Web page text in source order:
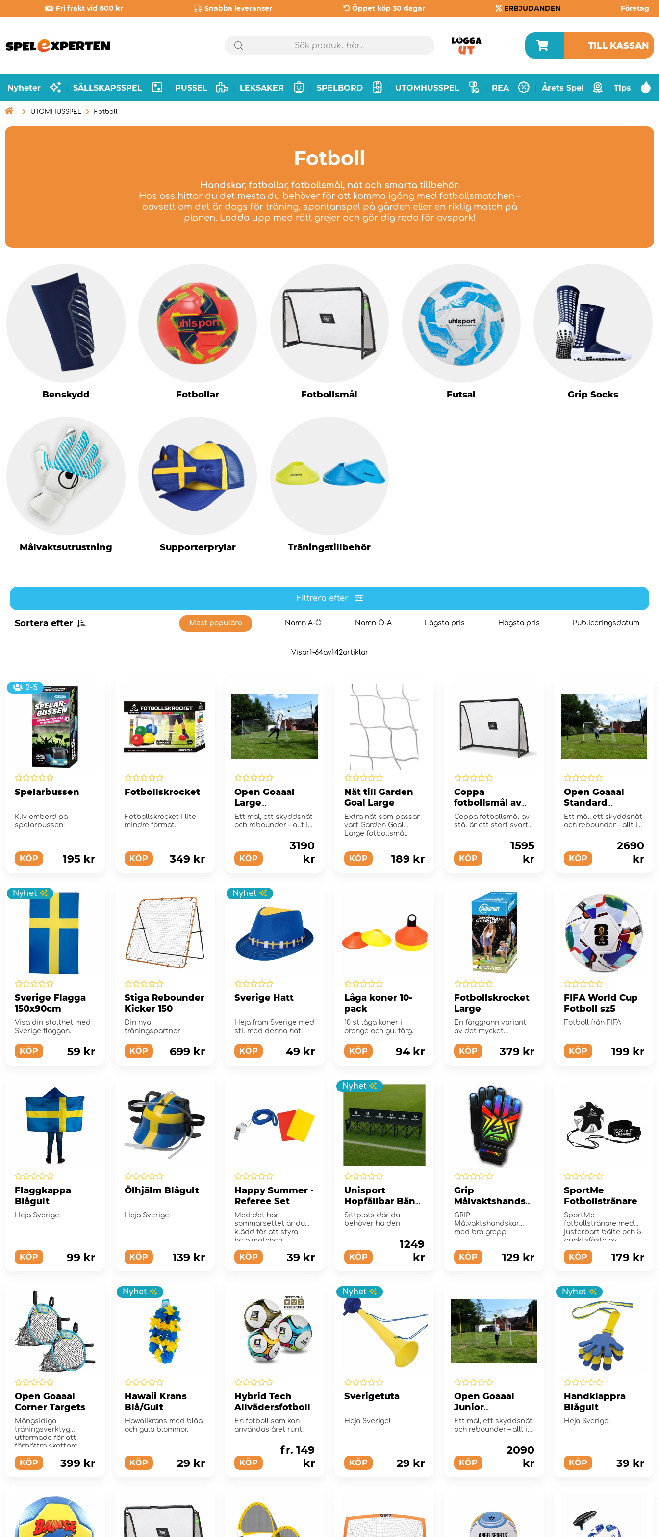
Fri frakt vid 600 kr Snabba leveranser Öppet köp 30 dagar ERBJUDANDEN Företag
TILL KASSAN
Nyheter SÄLLSKAPSSPEL PUSSEL LEKSAKER SPELBORD UTOMHUSSPEL REA Årets Spel Tips
 UTOMHUSSPEL Fotboll
Fotboll
Handskar, fotbollar, fotbollsmål, nät och smarta tillbehör.
Hos oss hittar du det mesta du behöver för att komma igång med fotbollsmatchen –
oavsett om det är dags för träning, spontanspel på gården eller en riktig match på
planen. Ladda upp med rätt grejer och gör dig redo för avspark!
Benskydd Fotbollar Fotbollsmål Futsal Grip Socks
Målvaktsutrustning Supporterprylar Träningstillbehör
Filtrera efter
Sortera efter Mest populära Namn A-Ö Namn Ö-A Lägsta pris Högsta pris Publiceringsdatum
Visar1-64av142artiklar
2-5
Spelarbussen
Kliv ombord på
spelarbussen!
KÖP 195 kr
Fotbollskrocket
Fotbollskrocket i lite
mindre format.
KÖP 349 kr
Open Goaaal
Large
fotbollsmål
Ett mål, ett skyddsnät
och rebounder – allt i
KÖP
3190
kr
Nät till Garden
Goal Large
Extra nät som passar
vårt Garden Goal
Large fotbollsmål.
KÖP 189 kr
Coppa
fotbollsmål av
stål 220 x 170 cm
Coppa fotbollsmål av
stål är ett stort svart
KÖP
1595
kr
Open Goaaal
Standard
fotbollsmål
Ett mål, ett skyddsnät
och rebounder – allt i
KÖP
2690
kr
Nyhet
Sverige Flagga
150x90cm
Visa din stolthet med
Sverige flaggan.
KÖP 59 kr
Stiga Rebounder
Kicker 150
Din nya
träningspartner
KÖP 699 kr
Nyhet
Sverige Hatt
Heja fram Sverige med
stil med denna hat!
KÖP 49 kr
Låga koner 10-
pack
10 st låga koner i
orange och gul färg.
KÖP 94 kr
Fotbollskrocket
Large
En färggrann variant
av det mycket
utomhusspelet
fotbollskrocket.
KÖP 379 kr
FIFA World Cup
Fotboll sz5
Fotboll från FIFA
KÖP 199 kr
Flaggkappa
Blågult
Heja Sverige!
KÖP 99 kr
Ölhjälm Blågult
Heja Sverige!
KÖP 139 kr
Happy Summer -
Referee Set
Med det här
sommarsettet är du
klädd för att styra
hela matchen.
KÖP 39 kr
Nyhet
Unisport
Hopfällbar Bänk
- Svart/Vit
Sittplats där du
behöver ha den
KÖP
1249
kr
Grip
Målvaktshandsk
e - Regnbåge
GRIP
Målvaktshandskar
med bra grepp!
KÖP 129 kr
SportMe
Fotbollstränare
SportMe
fotbollstränare med
justerbart bälte och 5-
punktsfäste av
neopren.
KÖP 179 kr
Open Goaaal
Corner Targets
Mångsidiga
träningsverktyg
utformade för att
förbättra skottpre...
KÖP 399 kr
Nyhet
Hawaii Krans
Blå/Gult
Hawaiikrans med blåa
och gula blommor.
KÖP 29 kr
Hybrid Tech
Allvädersfotboll
En fotboll som kan
användas året runt!
KÖP
fr. 149
kr
Nyhet
Sverigetuta
Heja Sverige!
KÖP 29 kr
Open Goaaal
Junior
fotbollsmål
Ett mål, ett skyddsnät
och rebounder – allt i
KÖP
2090
kr
Nyhet
Handklappra
Blågult
Heja Sverige!
KÖP 39 kr